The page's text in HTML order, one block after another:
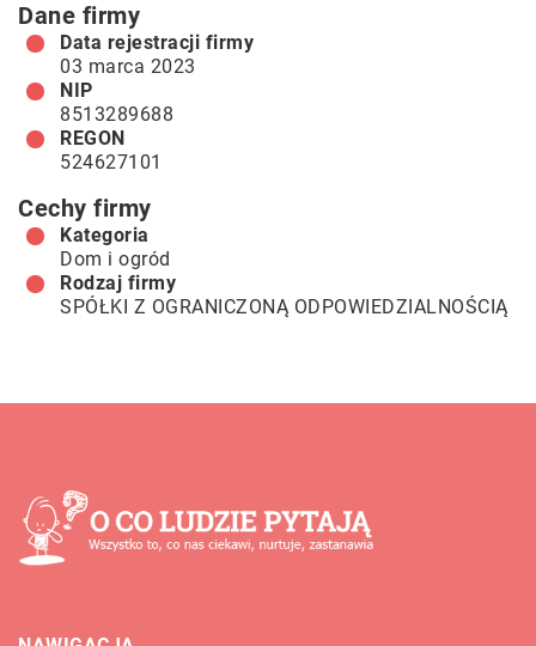
Dane firmy
Data rejestracji firmy
03 marca 2023
NIP
8513289688
REGON
524627101
Cechy firmy
Kategoria
Dom i ogród
Rodzaj firmy
SPÓŁKI Z OGRANICZONĄ ODPOWIEDZIALNOŚCIĄ